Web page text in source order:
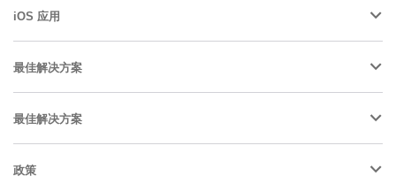
iOS 应用
最佳解决方案
最佳解决方案
政策